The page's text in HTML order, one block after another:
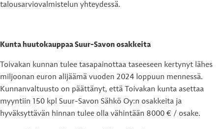
talousarviovalmistelun yhteydessä.
Kunta huutokauppaa Suur-Savon osakkeita
Toivakan kunnan tulee tasapainottaa taseeseen kertynyt lähes
miljoonan euron alijäämä vuoden 2024 loppuun mennessä.
Kunnanvaltuusto on päättänyt, että Toivakan kunta asettaa
myyntiin 150 kpl Suur-Savon Sähkö Oy:n osakkeita ja
hyväksyttävän hinnan tulee olla vähintään 8000 € / osake.